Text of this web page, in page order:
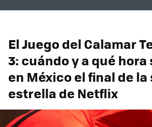
El Juego del Calamar
3: cuándo y a qué
en México el final de la
estrella de Netflix